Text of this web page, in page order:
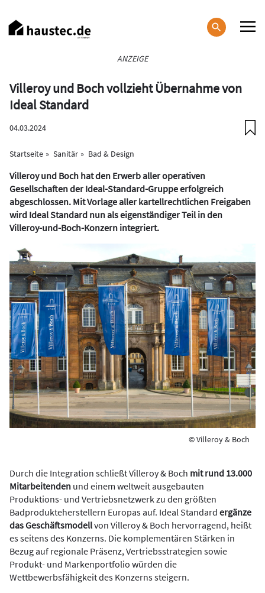
zum
Inhalt
ANZEIGE
Villeroy und Boch vollzieht Übernahme von
Ideal Standard
04.03.2024
Startseite Sanitär Bad & Design
Villeroy und Boch hat den Erwerb aller operativen
Gesellschaften der Ideal-Standard-Gruppe erfolgreich
abgeschlossen. Mit Vorlage aller kartellrechtlichen Freigaben
wird Ideal Standard nun als eigenständiger Teil in den
Villeroy-und-Boch-Konzern integriert.
© Villeroy & Boch
Durch die Integration schließt Villeroy & Boch mit rund 13.000
Mitarbeitenden und einem weltweit ausgebauten
Produktions- und Vertriebsnetzwerk zu den größten
Badprodukteherstellern Europas auf. Ideal Standard ergänze
das Geschäftsmodellvon Villeroy & Boch hervorragend, heißt
es seitens des Konzerns. Die komplementären Stärken in
Bezug auf regionale Präsenz, Vertriebsstrategien sowie
Produkt- und Markenportfolio würden die
Wettbewerbsfähigkeit des Konzerns steigern.